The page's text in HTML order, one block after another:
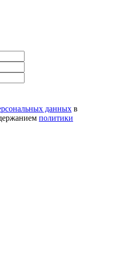
данных в
политики